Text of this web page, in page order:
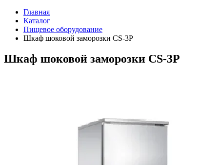
Главная
Каталог
Пищевое оборудование
Шкаф шоковой заморозки CS-3P
Шкаф шоковой заморозки CS-3P